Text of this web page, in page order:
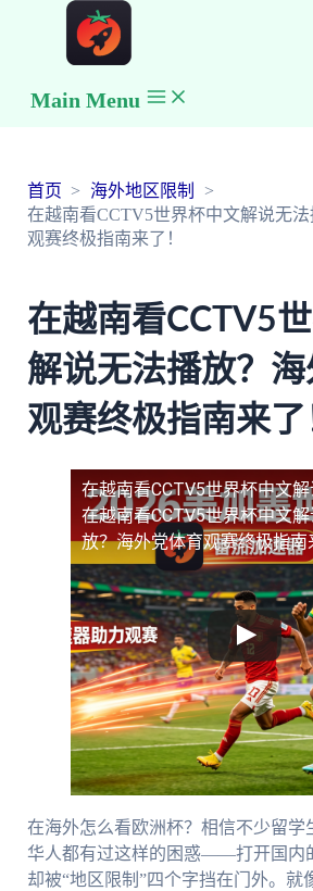
Main Menu
首页
海外地区限制
在越南看CCTV5世界杯中文解说无
观赛终极指南来了！
在越南看CCTV5
解说无法播放？
观赛终极指南来了
在越南看CCTV5世界杯中文
在越南看CCTV5世界杯中文
放？海外党体育观赛终极指南
在海外怎么看欧洲杯？相信不少留学
华人都有过这样的困惑——打开国内
却被“地区限制”四个字挡在门外。就